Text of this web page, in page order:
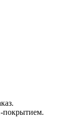
покрытием.